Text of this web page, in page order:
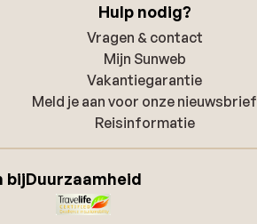
Hulp nodig?
Vragen & contact
Mijn Sunweb
Vakantiegarantie
Meld je aan voor onze nieuwsbrief
Reisinformatie
bijDuurzaamheid